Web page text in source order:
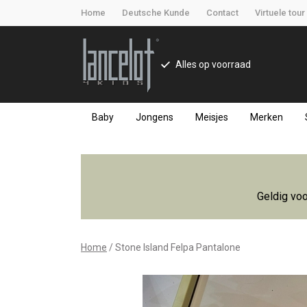
Home Deutsche Kunde Contact Virtuele tour
Alles op voorraad
Baby Jongens Meisjes Merken
Stone
Pantalone
Geldig
Home Stone Island Felpa Pantalone